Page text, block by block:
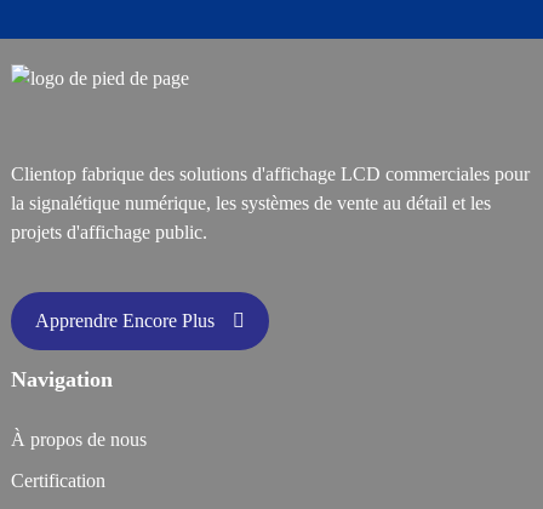
Clientop fabrique des solutions d'affichage LCD commerciales pour
la signalétique numérique, les systèmes de vente au détail et les
projets d'affichage public.
Apprendre Encore Plus
Navigation
À propos de nous
Certification